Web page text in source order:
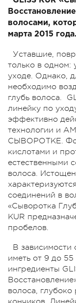
волосами,
марта 2015 года.
Уставшие,
только в одном:
уходе. Однако,
необходимо
глубь волоса.
линейку по
эффективно
технологии и
СЫВОРОТКЕ.
кислотами и
естественными
волоса.
соединений в
«Сыворотка
KUR
пробелов.
В зависимости
иметь от 9 до
ингредиенты
волоса,